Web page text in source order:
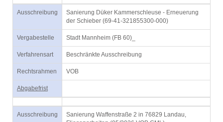
Ausschreibung
Sanierung Düker Kammerschleuse - Erneuerung
der Schieber (69-41-321855300-000)
Vergabestelle Stadt Mannheim (FB 60)_
Verfahrensart Beschränkte Ausschreibung
Rechtsrahmen VOB
Abgabefrist
Ausschreibung
Sanierung Waffenstraße 2 in 76829 Landau,